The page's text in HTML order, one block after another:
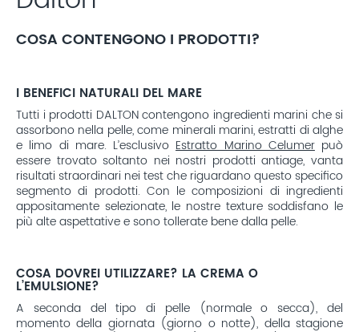
COSA CONTENGONO I PRODOTTI?
I BENEFICI NATURALI DEL MARE
Tutti i prodotti DALTON contengono ingredienti marini che si
assorbono nella pelle, come minerali marini, estratti di alghe
e limo di mare. L’esclusivoEstratto Marino Celumerpuò
essere trovato soltanto nei nostri prodotti antiage, vanta
risultati straordinari nei test che riguardano questo specifico
segmento di prodotti. Con le composizioni di ingredienti
appositamente selezionate, le nostre texture soddisfano le
più alte aspettative e sono tollerate bene dalla pelle.
COSA DOVREI UTILIZZARE? LA CREMA O
L’EMULSIONE?
A seconda del tipo di pelle (normale o secca), del
momento della giornata (giorno o notte), della stagione